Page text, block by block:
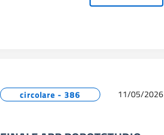
circolare - 386 11/05/2026